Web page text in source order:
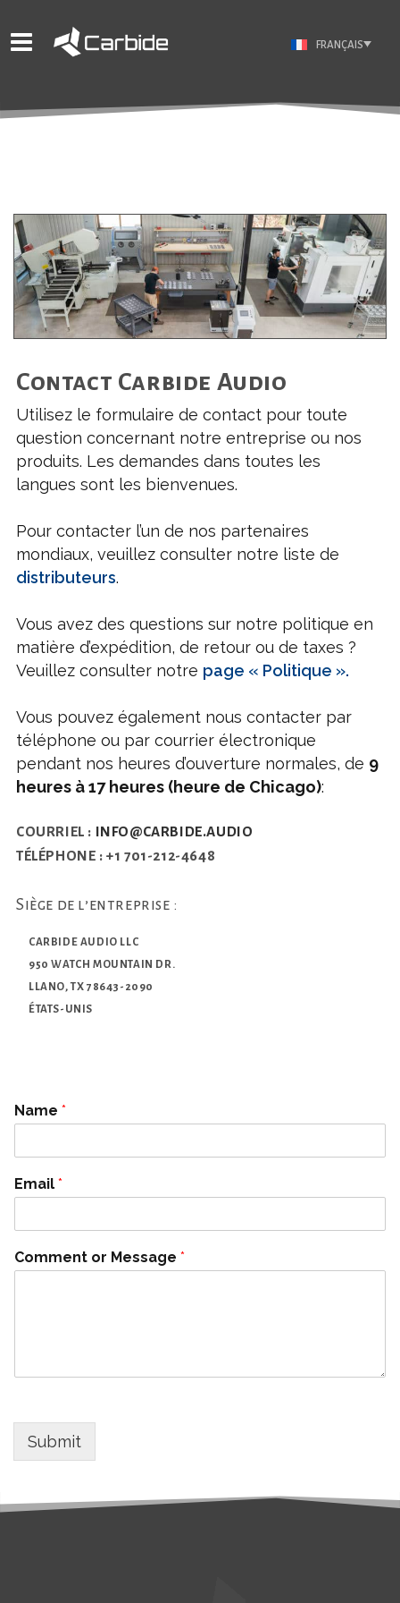
FRANÇAIS
Contact Carbide Audio
Utilisez le formulaire de contact pour toute
question concernant notre entreprise ou nos
produits. Les demandes dans toutes les
langues sont les bienvenues.
Pour contacter l’un de nos partenaires
mondiaux, veuillez consulter notre liste de
distributeurs.
Vous avez des questions sur notre politique en
matière d’expédition, de retour ou de taxes ?
Veuillez consulter notre page « Politique ».
Vous pouvez également nous contacter par
téléphone ou par courrier électronique
pendant nos heures d’ouverture normales, de 9
heures à 17 heures (heure de Chicago):
COURRIEL : INFO@CARBIDE.AUDIO
TÉLÉPHONE : +1 701-212-4648
Siège de l’entreprise :
CARBIDE AUDIO LLC
950 WATCH MOUNTAIN DR.
LLANO, TX 78643-2090
ÉTATS-UNIS
Name *
Email *
Comment or Message *
Submit